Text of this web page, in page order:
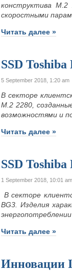
конструктива
скоростными
Читать далее »
SSD
5 September 2018, 1:20 am
В секторе
M.2 2280,
возможностями и
Читать далее »
SSD
1 September 2018, 10:01 am
В секторе
BG3. Изделия
энергопотреблении
Читать далее »
Инновации